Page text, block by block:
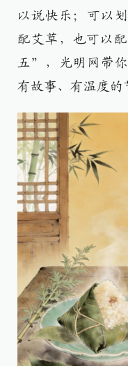
以说快乐；可以
配艾草，也可以
五”，光明网带
有故事、有温度的